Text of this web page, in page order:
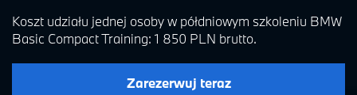
Koszt udziału jednej osoby w półdniowym szkoleniu BMW
Basic Compact Training: 1 850 PLN brutto.
Zarezerwuj teraz